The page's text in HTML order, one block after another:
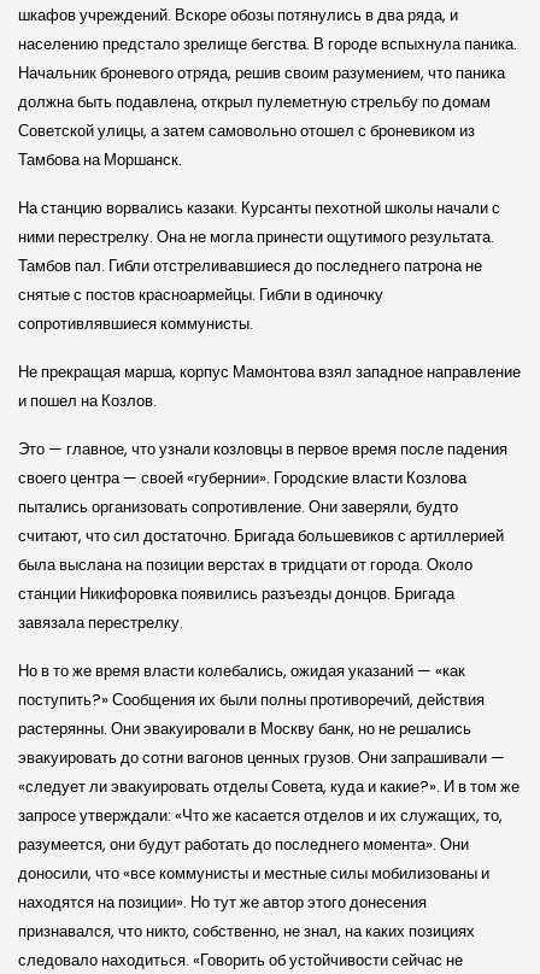
шкафов учреждений. Вскоре обозы потянулись в два ряда, и
населению предстало зрелище бегства. В городе вспыхнула паника.
Начальник броневого отряда, решив своим разумением, что паника
должна быть подавлена, открыл пулеметную стрельбу по домам
Советской улицы, а затем самовольно отошел с броневиком из
Тамбова на Моршанск.
На станцию ворвались казаки. Курсанты пехотной школы начали с
ними перестрелку. Она не могла принести ощутимого результата.
Тамбов пал. Гибли отстреливавшиеся до последнего патрона не
снятые с постов красноармейцы. Гибли в одиночку
сопротивлявшиеся коммунисты.
Не прекращая марша, корпус Мамонтова взял западное направление
и пошел на Козлов.
Это — главное, что узнали козловцы в первое время после падения
своего центра — своей «губернии». Городские власти Козлова
пытались организовать сопротивление. Они заверяли, будто
считают, что сил достаточно. Бригада большевиков с артиллерией
была выслана на позиции верстах в тридцати от города. Около
станции Никифоровка появились разъезды донцов. Бригада
завязала перестрелку.
Но в то же время власти колебались, ожидая указаний — «как
поступить?» Сообщения их были полны противоречий, действия
растерянны. Они эвакуировали в Москву банк, но не решались
эвакуировать до сотни вагонов ценных грузов. Они запрашивали —
«следует ли эвакуировать отделы Совета, куда и какие?». И в том же
запросе утверждали: «Что же касается отделов и их служащих, то,
разумеется, они будут работать до последнего момента». Они
доносили, что «все коммунисты и местные силы мобилизованы и
находятся на позиции». Но тут же автор этого донесения
признавался, что никто, собственно, не знал, на каких позициях
следовало находиться. «Говорить об устойчивости сейчас не